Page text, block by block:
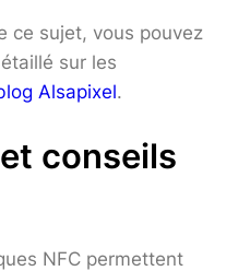
ce sujet, vous pouvez
sur les
Alsapixel.
conseils
NFC permettent